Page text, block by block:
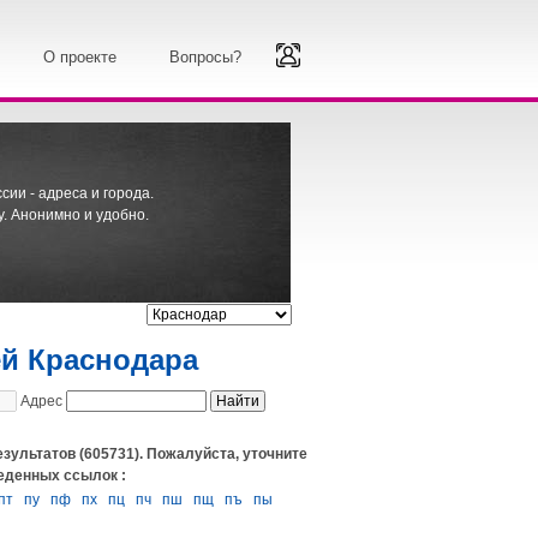
О проекте Вопросы?
- адреса и города.
Анонимно и удобно.
Краснодара
Адрес
(605731). Пожалуйста, уточните
ссылок :
пу пф пх пц пч пш пщ пъ
пы